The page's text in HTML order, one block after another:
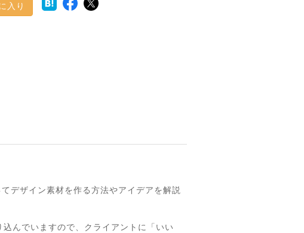
入り
デザイン素材を作る方法やアイデアを解説
んでいますので、クライアントに「いい